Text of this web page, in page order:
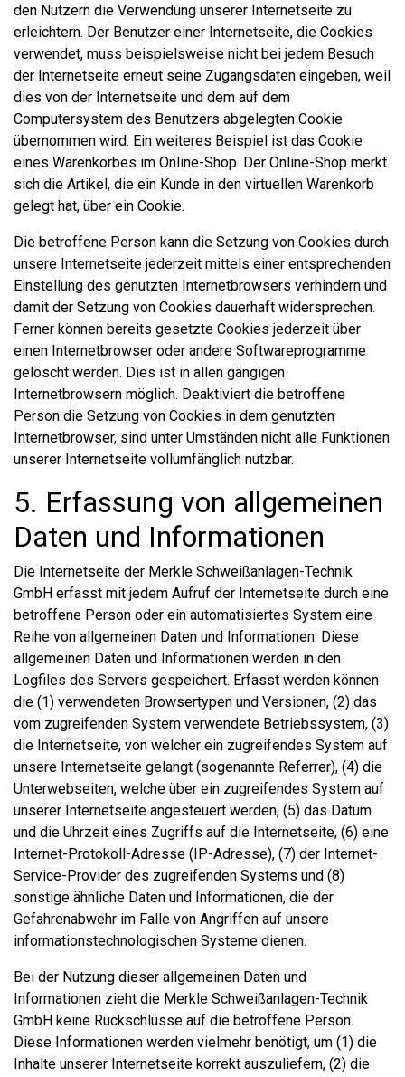
den Nutzern die Verwendung unserer Internetseite zu
erleichtern. Der Benutzer einer Internetseite, die Cookies
verwendet, muss beispielsweise nicht bei jedem Besuch
der Internetseite erneut seine Zugangsdaten eingeben, weil
dies von der Internetseite und dem auf dem
Computersystem des Benutzers abgelegten Cookie
übernommen wird. Ein weiteres Beispiel ist das Cookie
eines Warenkorbes im Online-Shop. Der Online-Shop merkt
sich die Artikel, die ein Kunde in den virtuellen Warenkorb
gelegt hat, über ein Cookie.
Die betroffene Person kann die Setzung von Cookies durch
unsere Internetseite jederzeit mittels einer entsprechenden
Einstellung des genutzten Internetbrowsers verhindern und
damit der Setzung von Cookies dauerhaft widersprechen.
Ferner können bereits gesetzte Cookies jederzeit über
einen Internetbrowser oder andere Softwareprogramme
gelöscht werden. Dies ist in allen gängigen
Internetbrowsern möglich. Deaktiviert die betroffene
Person die Setzung von Cookies in dem genutzten
Internetbrowser, sind unter Umständen nicht alle Funktionen
unserer Internetseite vollumfänglich nutzbar.
5. Erfassung von allgemeinen
Daten und Informationen
Die Internetseite der Merkle Schweißanlagen-Technik
GmbH erfasst mit jedem Aufruf der Internetseite durch eine
betroffene Person oder ein automatisiertes System eine
Reihe von allgemeinen Daten und Informationen. Diese
allgemeinen Daten und Informationen werden in den
Logfiles des Servers gespeichert. Erfasst werden können
die (1) verwendeten Browsertypen und Versionen, (2) das
vom zugreifenden System verwendete Betriebssystem, (3)
die Internetseite, von welcher ein zugreifendes System auf
unsere Internetseite gelangt (sogenannte Referrer), (4) die
Unterwebseiten, welche über ein zugreifendes System auf
unserer Internetseite angesteuert werden, (5) das Datum
und die Uhrzeit eines Zugriffs auf die Internetseite, (6) eine
Internet-Protokoll-Adresse (IP-Adresse), (7) der Internet-
Service-Provider des zugreifenden Systems und (8)
sonstige ähnliche Daten und Informationen, die der
Gefahrenabwehr im Falle von Angriffen auf unsere
informationstechnologischen Systeme dienen.
Bei der Nutzung dieser allgemeinen Daten und
Informationen zieht die Merkle Schweißanlagen-Technik
GmbH keine Rückschlüsse auf die betroffene Person.
Diese Informationen werden vielmehr benötigt, um (1) die
Inhalte unserer Internetseite korrekt auszuliefern, (2) die